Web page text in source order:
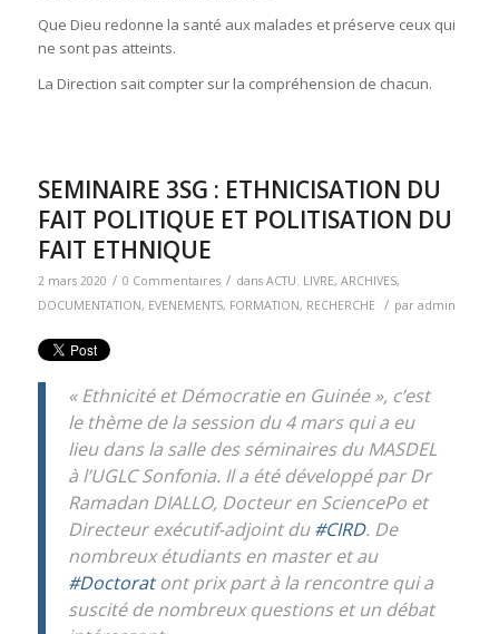
Que Dieu redonne la santé aux malades et préserve ceux qui
ne sont pas atteints.
La Direction sait compter sur la compréhension de chacun.
SEMINAIRE 3SG : ETHNICISATION DU
FAIT POLITIQUE ET POLITISATION DU
FAIT ETHNIQUE
2 mars 2020 / 0 Commentaires / dans ACTU. LIVRE, ARCHIVES,
DOCUMENTATION, EVENEMENTS, FORMATION, RECHERCHE / par admin
« Ethnicité et Démocratie en Guinée », c’est
le thème de la session du 4 mars qui a eu
lieu dans la salle des séminaires du MASDEL
à l’UGLC Sonfonia. Il a été développé par Dr
Ramadan DIALLO, Docteur en SciencePo et
Directeur exécutif-adjoint du#CIRD. De
nombreux étudiants en master et au
#Doctoratont prix part à la rencontre qui a
suscité de nombreux questions et un débat